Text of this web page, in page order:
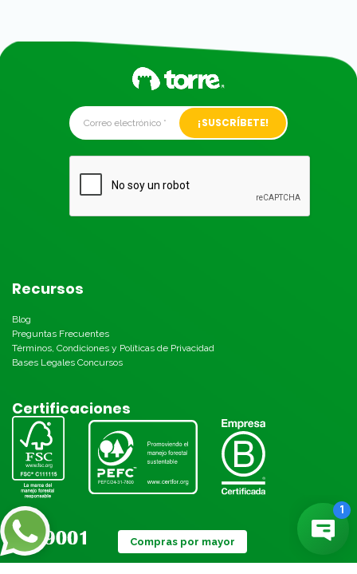
Alternative:
Recursos
Blog
Preguntas Frecuentes
Términos, Condiciones y Políticas de Privacidad
Bases Legales Concursos
Certificaciones
Compras por mayor